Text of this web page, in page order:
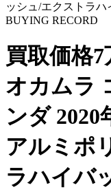
ッシュ/エクストラ
BUYING RECORD
買取価格
オカムラ
ンダ 2020
アルミポ
ラハイバ